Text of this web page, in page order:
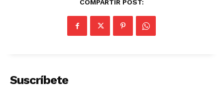
COMPARTIR POST:
Suscríbete